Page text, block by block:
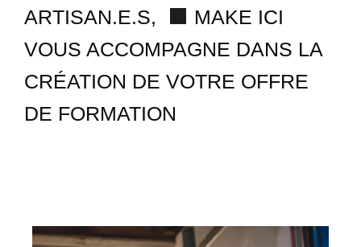
ARTISAN.E.S,
MAKE ICI
VOUS ACCOMPAGNE DANS LA
CRÉATION DE VOTRE OFFRE
DE FORMATION